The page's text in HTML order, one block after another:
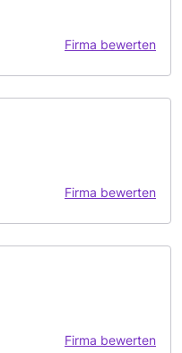
Firma bewerten
Firma bewerten
Firma bewerten